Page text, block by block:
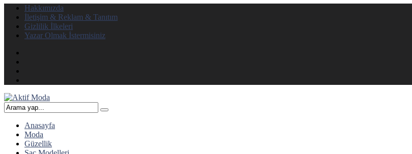
Hakkımızda
İletişim & Reklam & Tanıtım
Gizlilik İlkeleri
Yazar Olmak İstermisiniz
Anasayfa
Moda
Güzellik